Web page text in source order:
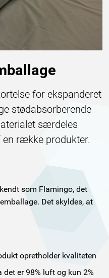
for ekspanderet
stødabsorberende
særdeles
en række produkter.
som Flamingo, det
Det skyldes, at
opretholder kvaliteten
er 98% luft og kun 2%